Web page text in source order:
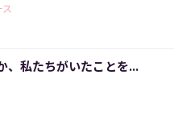
、私たちがいたことを...